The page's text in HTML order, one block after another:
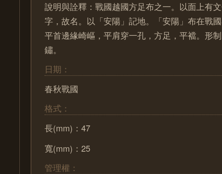
說明與詮釋：戰國越國方足布之一。以面上有
字，故名。以「安陽」記地。「安陽」布在戰
平首邊緣崎嶇，平肩穿一孔，方足，平襠。形
鏽。
日期：
春秋戰國
格式：
長(mm)：47
寬(mm)：25
管理權：